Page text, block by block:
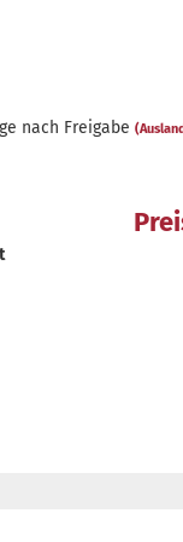
nach Freigabe